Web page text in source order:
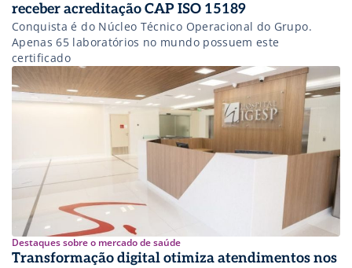
receber acreditação CAP ISO 15189
Conquista é do Núcleo Técnico Operacional do Grupo.
Apenas 65 laboratórios no mundo possuem este
certificado
Destaques sobre o mercado de saúde
Transformação digital otimiza atendimentos nos